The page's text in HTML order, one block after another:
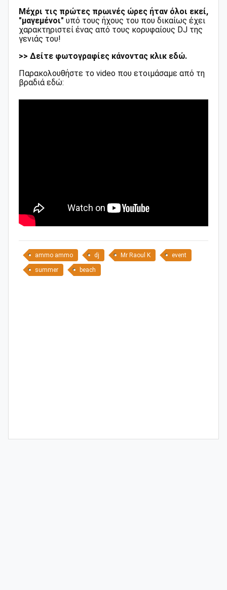
Μέχρι τις πρώτες πρωινές ώρες ήταν όλοι εκεί,
"μαγεμένοι" υπό τους ήχους του που δικαίως έχει
χαρακτηριστεί ένας από τους κορυφαίους DJ της
γενιάς του!
>> Δείτε φωτογραφίες κάνοντας κλικ εδώ.
Παρακολουθήστε το video που ετοιμάσαμε από τη
βραδιά εδώ:
ammo ammo dj Mr Raoul K event
summer beach